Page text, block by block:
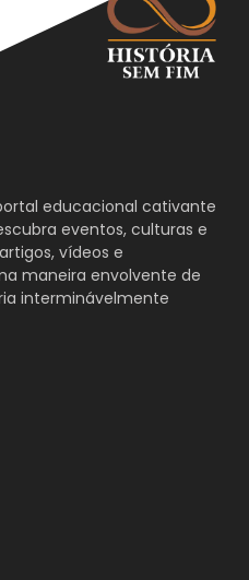
educacional cativante
eventos, culturas e
vídeos e
maneira envolvente de
interminávelmente